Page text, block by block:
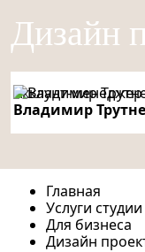
Дизайн
Аккаунт-менеджер
Владимир
Главная
Услуги
Для бизнеса
Дизайн